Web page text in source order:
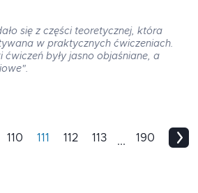
się z części teoretycznej, która
w praktycznych ćwiczeniach.
ćwiczeń były jasno objaśniane, a
110 111 112 113 ... 190